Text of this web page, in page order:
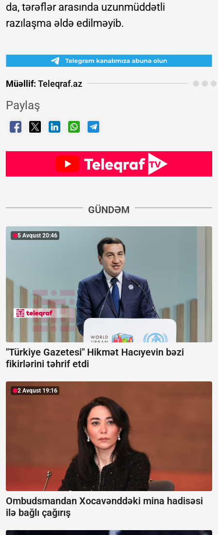
da, tərəflər arasında uzunmüddətli
razılaşma əldə edilməyib.
Müəllif: Teleqraf.az
Paylaş
GÜNDƏM
5 Avqust 20:46
"Türkiye Gazetesi" Hikmət Hacıyevin bəzi
fikirlərini təhrif etdi
2 Avqust 19:16
Ombudsmandan Xocavənddəki mina hadisəsi
ilə bağlı çağırış